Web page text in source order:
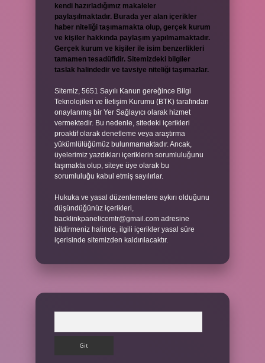
kendi hazırladığımız makaleler
paylaşılmaktadır. Burada yer alan içerikler
haber niteliği taşımamakta olup, gerçek kurum
ve kişiler hakkında paylaşım yapılmamaktadır.
Gerçek kurum ve kişiler ile isim benzerlikleri
tamamen tesadüfidir. Sitemizdeki bilgiler
taslak halindedir ve tavsiye niteliği taşımazlar.
Sitemiz, 5651 Sayılı Kanun gereğince Bilgi
Teknolojileri ve İletişim Kurumu (BTK) tarafından
onaylanmış bir Yer Sağlayıcı olarak hizmet
vermektedir. Bu nedenle, sitedeki içerikleri
proaktif olarak denetleme veya araştırma
yükümlülüğümüz bulunmamaktadır. Ancak,
üyelerimiz yazdıkları içeriklerin sorumluluğunu
taşımakta olup, siteye üye olarak bu
sorumluluğu kabul etmiş sayılırlar.
Hukuka ve yasal düzenlemelere aykırı olduğunu
düşündüğünüz içerikleri,
backlinkpanelicomtr@gmail.com adresine
bildirmeniz halinde, ilgili içerikler yasal süre
içerisinde sitemizden kaldırılacaktır.